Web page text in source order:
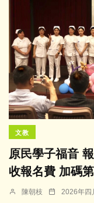
文教
原民學子福音
收報名費 加碼
陳朝枝 2026年四